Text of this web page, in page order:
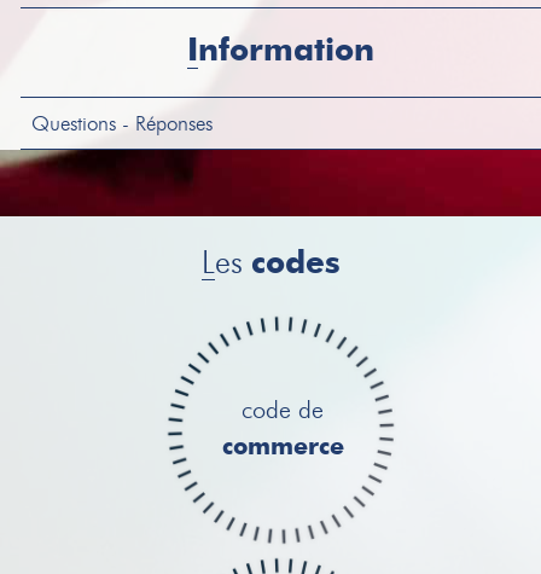
OPEL VIVARO Immatriculation : GR-617-YH
1ère mise en circulation : 23/12/2004 Kilométr...
Information
Questions - Réponses
es codes
code de
commerce